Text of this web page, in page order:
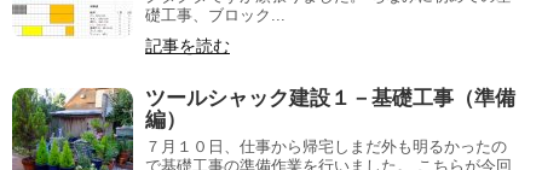
礎工事、ブロック...
記事を読む
ツールシャック建設１－基礎工事（準備
編）
７月１０日、仕事から帰宅しまだ外も明るかったの
で基礎工事の準備作業を行いました。 こちらが今回